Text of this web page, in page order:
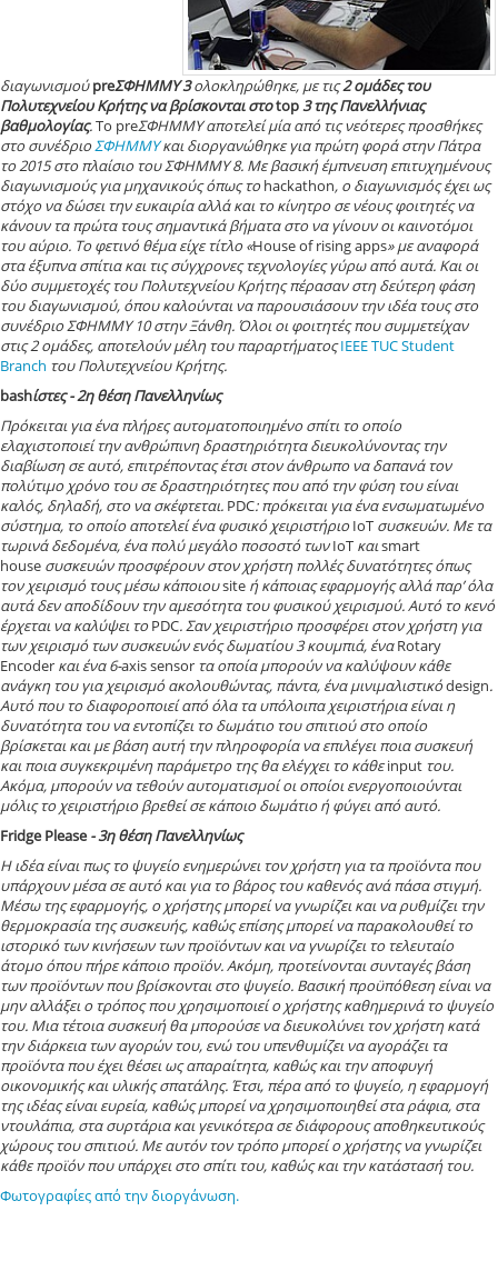
διαγωνισμούpreΣΦΗΜΜΥ 3ολοκληρώθηκε, με τις2 ομάδες του
Πολυτεχνείου Κρήτης να βρίσκονται στοtop3 της Πανελλήνιας
βαθμολογίας.To preΣΦΗΜΜΥ αποτελεί μία από τις νεότερες προσθήκες
στο συνέδριοΣΦΗΜΜΥκαι διοργανώθηκε για πρώτη φορά στην Πάτρα
το 2015 στο πλαίσιο του ΣΦΗΜΜΥ 8. Με βασική έμπνευση επιτυχημένους
διαγωνισμούς για μηχανικούς όπως τοhackathon, ο διαγωνισμός έχει ως
στόχο να δώσει την ευκαιρία αλλά και το κίνητρο σε νέους φοιτητές να
κάνουν τα πρώτα τους σημαντικά βήματα στο να γίνουν οι καινοτόμοι
του αύριο. Το φετινό θέμα είχε τίτλο «House of rising apps» με αναφορά
στα έξυπνα σπίτια και τις σύγχρονες τεχνολογίες γύρω από αυτά. Και οι
δύο συμμετοχές του Πολυτεχνείου Κρήτης πέρασαν στη δεύτερη φάση
του διαγωνισμού, όπου καλούνται να παρουσιάσουν την ιδέα τους στο
συνέδριο ΣΦΗΜΜΥ 10 στην Ξάνθη. Όλοι οι φοιτητές που συμμετείχαν
στις 2 ομάδες, αποτελούν μέλη του παραρτήματοςIEEE TUC Student
Branch του Πολυτεχνείου Κρήτης.
bashίστες - 2η θέση Πανελληνίως
Πρόκειται για ένα πλήρες αυτοματοποιημένο σπίτι το οποίο
ελαχιστοποιεί την ανθρώπινη δραστηριότητα διευκολύνοντας την
διαβίωση σε αυτό, επιτρέποντας έτσι στον άνθρωπο να δαπανά τον
πολύτιμο χρόνο του σε δραστηριότητες που από την φύση του είναι
καλός, δηλαδή, στο να σκέφτεται. PDC: πρόκειται για ένα ενσωματωμένο
σύστημα, το οποίο αποτελεί ένα φυσικό χειριστήριοIoT συσκευών. Με τα
τωρινά δεδομένα, ένα πολύ μεγάλο ποσοστό τωνIoT καιsmart
house συσκευών προσφέρουν στον χρήστη πολλές δυνατότητες όπως
τον χειρισμό τους μέσω κάποιουsite ή κάποιας εφαρμογής αλλά παρ’ όλα
αυτά δεν αποδίδουν την αμεσότητα του φυσικού χειρισμού. Αυτό το κενό
έρχεται να καλύψει τοPDC. Σαν χειριστήριο προσφέρει στον χρήστη για
των χειρισμό των συσκευών ενός δωματίου 3 κουμπιά, έναRotary
Encoder και ένα 6-axis sensor τα οποία μπορούν να καλύψουν κάθε
ανάγκη του για χειρισμό ακολουθώντας, πάντα, ένα μινιμαλιστικόdesign.
Αυτό που το διαφοροποιεί από όλα τα υπόλοιπα χειριστήρια είναι η
δυνατότητα του να εντοπίζει το δωμάτιο του σπιτιού στο οποίο
βρίσκεται και με βάση αυτή την πληροφορία να επιλέγει ποια συσκευή
και ποια συγκεκριμένη παράμετρο της θα ελέγχει το κάθεinput του.
Ακόμα, μπορούν να τεθούν αυτοματισμοί οι οποίοι ενεργοποιούνται
μόλις το χειριστήριο βρεθεί σε κάποιο δωμάτιο ή φύγει από αυτό.
Fridge Please- 3η θέση Πανελληνίως
Η ιδέα είναι πως το ψυγείο ενημερώνει τον χρήστη για τα προϊόντα που
υπάρχουν μέσα σε αυτό και για το βάρος του καθενός ανά πάσα στιγμή.
Μέσω της εφαρμογής, ο χρήστης μπορεί να γνωρίζει και να ρυθμίζει την
θερμοκρασία της συσκευής, καθώς επίσης μπορεί να παρακολουθεί το
ιστορικό των κινήσεων των προϊόντων και να γνωρίζει το τελευταίο
άτομο όπου πήρε κάποιο προϊόν. Ακόμη, προτείνονται συνταγές βάση
των προϊόντων που βρίσκονται στο ψυγείο. Βασική προϋπόθεση είναι να
μην αλλάξει ο τρόπος που χρησιμοποιεί ο χρήστης καθημερινά το ψυγείο
του. Μια τέτοια συσκευή θα μπορούσε να διευκολύνει τον χρήστη κατά
την διάρκεια των αγορών του, ενώ του υπενθυμίζει να αγοράζει τα
προϊόντα που έχει θέσει ως απαραίτητα, καθώς και την αποφυγή
οικονομικής και υλικής σπατάλης. Έτσι, πέρα από το ψυγείο, η εφαρμογή
της ιδέας είναι ευρεία, καθώς μπορεί να χρησιμοποιηθεί στα ράφια, στα
ντουλάπια, στα συρτάρια και γενικότερα σε διάφορους αποθηκευτικούς
χώρους του σπιτιού. Με αυτόν τον τρόπο μπορεί ο χρήστης να γνωρίζει
κάθε προϊόν που υπάρχει στο σπίτι του, καθώς και την κατάστασή του.
Φωτογραφίες από την διοργάνωση.